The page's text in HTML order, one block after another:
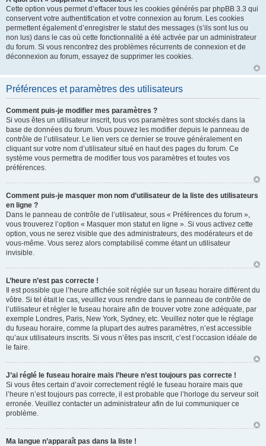
Cette option vous permet d’effacer tous les cookies générés par phpBB 3.3 qui
conservent votre authentification et votre connexion au forum. Les cookies
permettent également d’enregistrer le statut des messages (s’ils sont lus ou
non lus) dans le cas où cette fonctionnalité a été activée par un administrateur
du forum. Si vous rencontrez des problèmes récurrents de connexion et de
déconnexion au forum, essayez de supprimer les cookies.
Préférences et paramètres des utilisateurs
Comment puis-je modifier mes paramètres ?
Si vous êtes un utilisateur inscrit, tous vos paramètres sont stockés dans la
base de données du forum. Vous pouvez les modifier depuis le panneau de
contrôle de l’utilisateur. Le lien vers ce dernier se trouve généralement en
cliquant sur votre nom d’utilisateur situé en haut des pages du forum. Ce
système vous permettra de modifier tous vos paramètres et toutes vos
préférences.
Comment puis-je masquer mon nom d’utilisateur de la liste des utilisateurs
en ligne ?
Dans le panneau de contrôle de l’utilisateur, sous « Préférences du forum »,
vous trouverez l’option « Masquer mon statut en ligne ». Si vous activez cette
option, vous ne serez visible que des administrateurs, des modérateurs et de
vous-même. Vous serez alors comptabilisé comme étant un utilisateur
invisible.
L’heure n’est pas correcte !
Il est possible que l’heure affichée soit réglée sur un fuseau horaire différent du
vôtre. Si tel était le cas, veuillez vous rendre dans le panneau de contrôle de
l’utilisateur et régler le fuseau horaire afin de trouver votre zone adéquate, par
exemple Londres, Paris, New York, Sydney, etc. Veuillez noter que le réglage
du fuseau horaire, comme la plupart des autres paramètres, n’est accessible
qu’aux utilisateurs inscrits. Si vous n’êtes pas inscrit, c’est l’occasion idéale de
le faire.
J’ai réglé le fuseau horaire mais l’heure n’est toujours pas correcte !
Si vous êtes certain d’avoir correctement réglé le fuseau horaire mais que
l’heure n’est toujours pas correcte, il est probable que l’horloge du serveur soit
erronée. Veuillez contacter un administrateur afin de lui communiquer ce
problème.
Ma langue n’apparaît pas dans la liste !